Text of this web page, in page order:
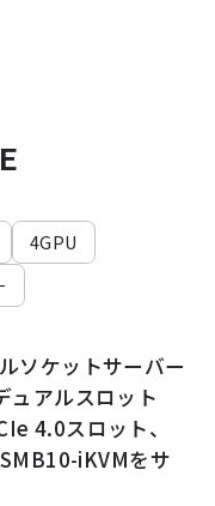
4GPU
ソケットサーバー
ュアルスロット
4.0スロット、
iKVMをサ